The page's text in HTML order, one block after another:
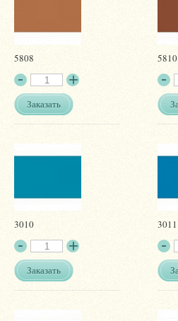
5808
Заказать
5810
3010
Заказать
3011